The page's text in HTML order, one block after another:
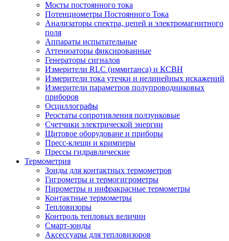
Мосты постоянного тока
Потенциометры Постоянного Тока
Анализаторы спектра, цепей и электромагнитного
поля
Аппараты испытательные
Аттенюаторы фиксированные
Генераторы сигналов
Измерители RLC (иммитанса) и КСВН
Измерители тока утечки и нелинейных искажений
Измерители параметров полупроводниковых
приборов
Осциллографы
Реостаты сопротивления ползунковые
Счетчики электрической энергии
Щитовое оборудоване и приборы
Пресс-клещи и кримперы
Прессы гидравлические
Термометрия
Зонды для контактных термометров
Гигрометры и термогигрометры
Пирометры и инфракрасные термометры
Контактные термометры
Тепловизоры
Контроль тепловых величин
Смарт-зонды
Аксессуары для тепловизоров